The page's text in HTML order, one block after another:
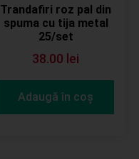
Trandafiri roz pal din
spuma cu tija metal
25/set
38.00 lei
Adaugă în coș